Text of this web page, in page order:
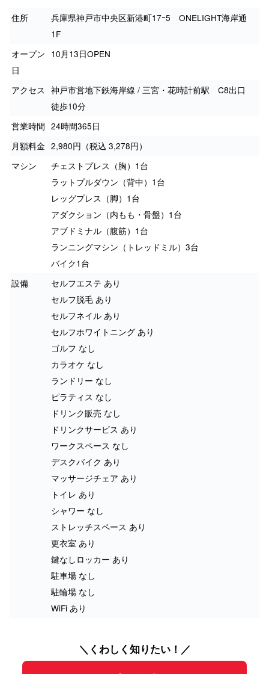
住所
兵庫県神戸市中央区新港町17ｰ5 ONELIGHT海岸通
1F
オープン
日
10月13日OPEN
アクセス 神戸市営地下鉄海岸線 / 三宮・花時計前駅 C8出口
徒歩10分
営業時間 24時間365日
月額料金 2,980円（税込 3,278円）
マシン
チェストプレス（胸）1台
ラットプルダウン（背中）1台
レッグプレス（脚）1台
アダクション（内もも・骨盤）1台
アブドミナル（腹筋）1台
ランニングマシン（トレッドミル）3台
バイク1台
設備
セルフエステ あり
セルフ脱毛 あり
セルフネイル あり
セルフホワイトニング あり
ゴルフ なし
カラオケ なし
ランドリー なし
ピラティス なし
ドリンク販売 なし
ドリンクサービス あり
ワークスペース なし
デスクバイク あり
マッサージチェア あり
トイレ あり
シャワー なし
ストレッチスペース あり
更衣室 あり
鍵なしロッカー あり
駐車場 なし
駐輪場 なし
WiFi あり
＼くわしく知りたい！／